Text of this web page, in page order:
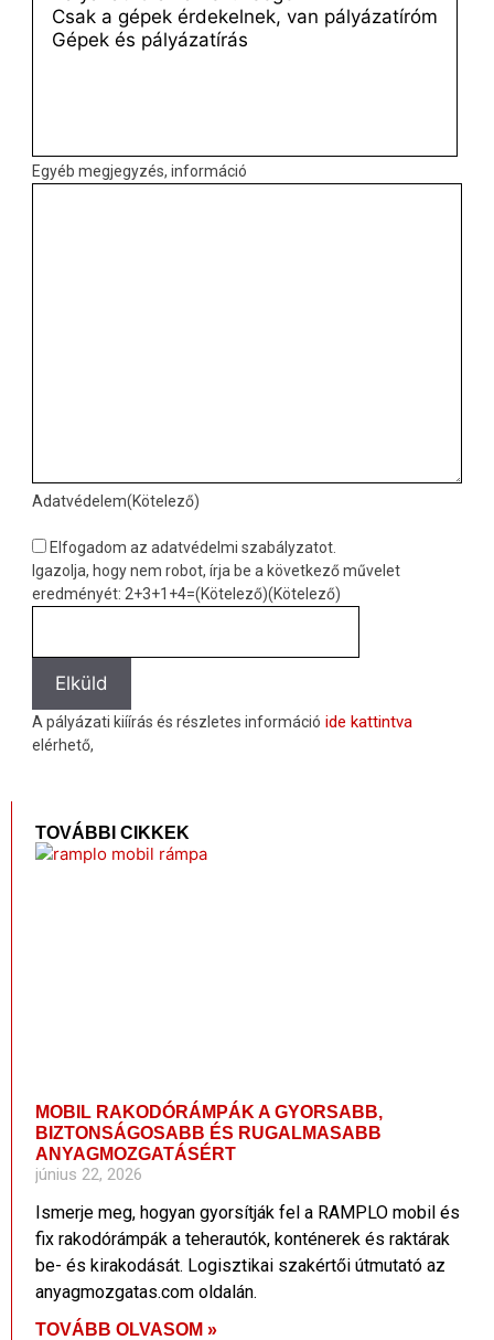
Egyéb megjegyzés, információ
Adatvédelem(Kötelező)
Elfogadom az adatvédelmi szabályzatot.
Igazolja, hogy nem robot, írja be a következő művelet
eredményét: 2+3+1+4=(Kötelező)(Kötelező)
Elküld
A pályázati kiíírás és részletes információ ide kattintva
elérhető,
TOVÁBBI CIKKEK
MOBIL RAKODÓRÁMPÁK A GYORSABB,
BIZTONSÁGOSABB ÉS RUGALMASABB
ANYAGMOZGATÁSÉRT
június 22, 2026
Ismerje meg, hogyan gyorsítják fel a RAMPLO mobil és
fix rakodórámpák a teherautók, konténerek és raktárak
be- és kirakodását. Logisztikai szakértői útmutató az
anyagmozgatas.com oldalán.
TOVÁBB OLVASOM »